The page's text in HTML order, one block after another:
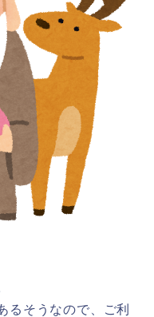
るそうなので、ご利